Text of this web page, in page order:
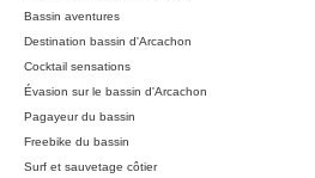
Bassin aventures
Destination bassin d'Arcachon
Cocktail sensations
Évasion sur le bassin d'Arcachon
Pagayeur du bassin
Freebike du bassin
Surf et sauvetage côtier